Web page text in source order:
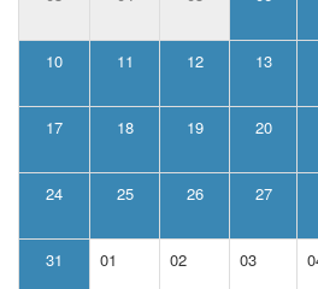
10 11 12 13
17 18 19 20
24 25 26 27
31 01 02 03